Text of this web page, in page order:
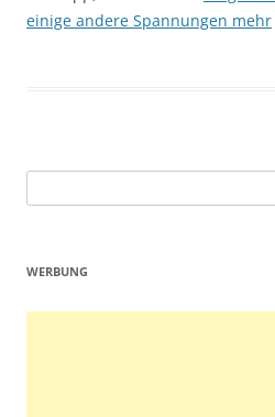
einige andere Spannungen mehr
nach:
WERBUNG